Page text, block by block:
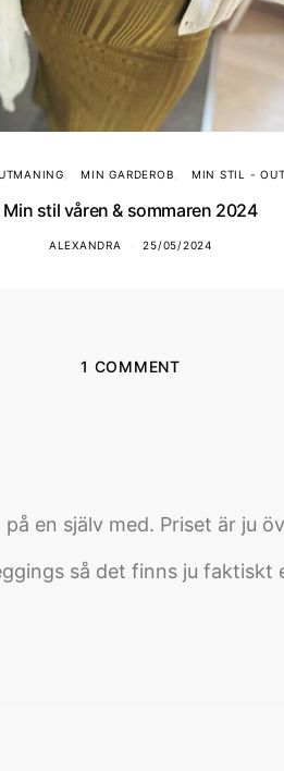
MIN GARDEROB MIN STIL -
Min stil våren & sommaren 2024
ALEXANDRA 25/05/2024
1 COMMENT
en själv med. Priset är ju
så det finns ju faktiskt